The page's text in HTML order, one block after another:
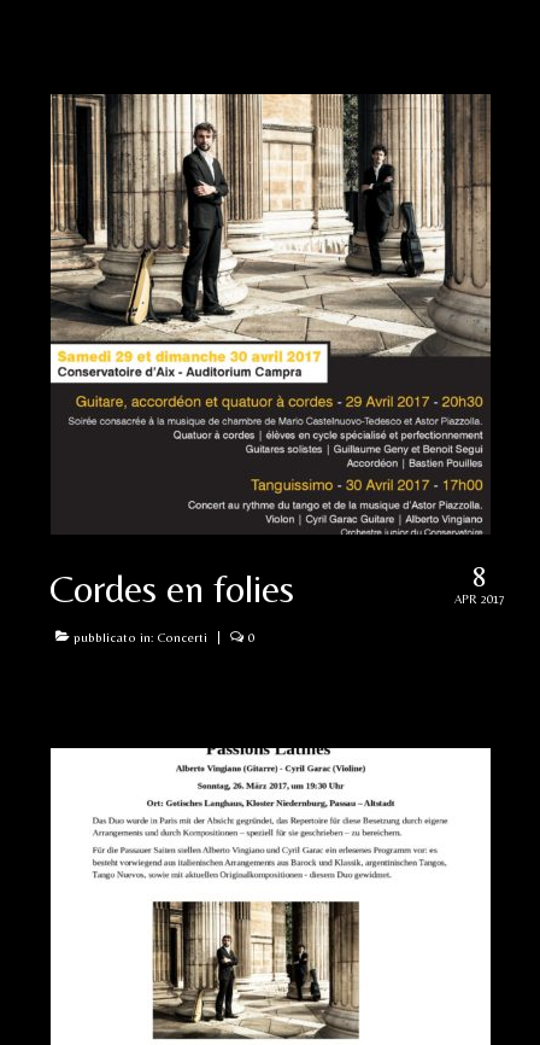
8
APR 2017
Cordes en folies
pubblicato in: Concerti 0